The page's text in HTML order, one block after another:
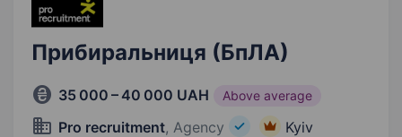
Прибиральниця (БпЛА)
35 000 – 40 000 UAH Above average
Pro recruitment, Agency Kyiv